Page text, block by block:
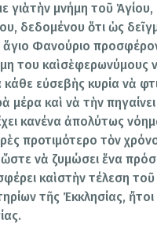
γιὰτὴν μνήμη τοῦ Ἁγίου,
δεδομένου ὅτι ὡς
ἅγιο Φανούριο
του καὶσὲφερωνύμους
κάθε εὐσεβὴς κυρία νὰ
μέρα καὶ νὰ τὴν
κανένα ἀπολύτως
προτιμότερο τὸν
ὥστε νὰ ζυμώσει ἕνα
καὶστὴν τέλεση
τῆς Ἐκκλησίας, ἤτοι